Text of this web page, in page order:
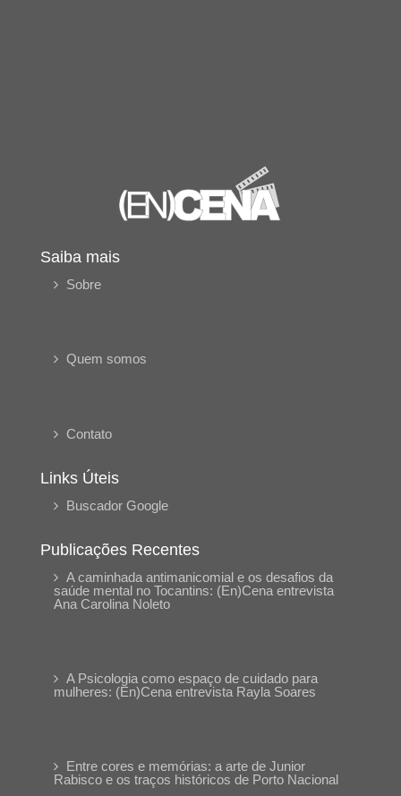
Saiba mais
Sobre
Quem somos
Contato
Links Úteis
Buscador Google
Publicações Recentes
A caminhada antimanicomial e os desafios da
saúde mental no Tocantins: (En)Cena entrevista
Ana Carolina Noleto
A Psicologia como espaço de cuidado para
mulheres: (En)Cena entrevista Rayla Soares
Entre cores e memórias: a arte de Junior
Rabisco e os traços históricos de Porto Nacional